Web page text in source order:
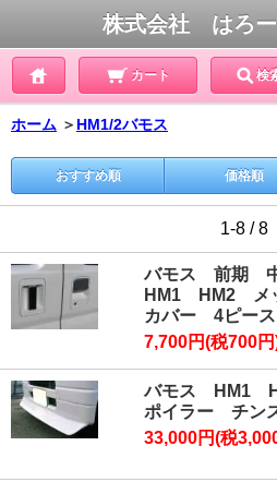
株式会社 はろー
カート 検
ホーム ＞ HM1/2バモス
おすすめ順 価格順
1-8 / 8
バモス 前期
HM1 HM2 メ
カバー 4ピース
7,700円(税700
バモス HM1
ポイラー チン
33,000円(税